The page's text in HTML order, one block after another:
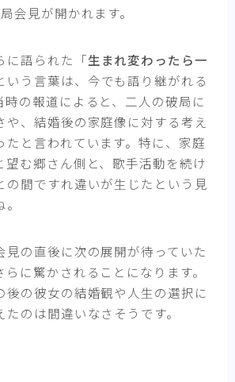
会見が開かれます。
に語られた「生まれ変わったら一
いう言葉は、今でも語り継がれる
時の報道によると、二人の破局に
や、結婚後の家庭像に対する考え
たと言われています。特に、家庭
望む郷さん側と、歌手活動を続け
の間ですれ違いが生じたという見
見の直後に次の展開が待っていた
に驚かされることになります。
後の彼女の結婚観や人生の選択に
のは間違いなさそうです。